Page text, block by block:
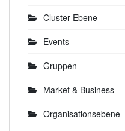
Cluster-Ebene
Events
Gruppen
Market & Business
Organisationsebene